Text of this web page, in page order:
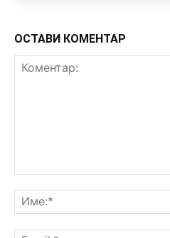
ОСТАВИ КОМЕНТАР